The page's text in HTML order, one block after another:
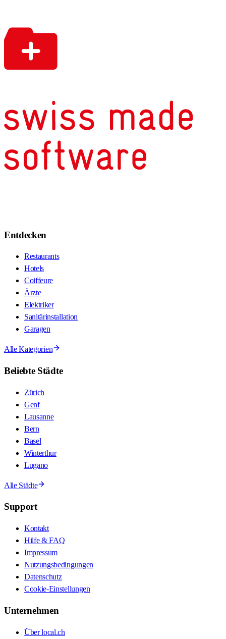
Entdecken
Restaurants
Hotels
Coiffeure
Ärzte
Elektriker
Sanitärinstallation
Garagen
Alle Kategorien
Beliebte Städte
Zürich
Genf
Lausanne
Bern
Basel
Winterthur
Lugano
Alle Städte
Support
Kontakt
Hilfe & FAQ
Impressum
Nutzungsbedingungen
Datenschutz
Cookie-Einstellungen
Unternehmen
Über local.ch